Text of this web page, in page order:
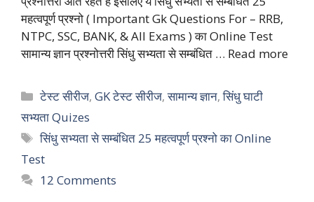
महत्वपूर्ण प्रश्नो ( Important Gk Questions For – RRB,
NTPC, SSC, BANK, & All Exams ) का Online Test
सामान्य ज्ञान प्रश्नोत्तरी सिंधु सभ्यता से सम्बंधित … Read more
Categories
टेस्ट सीरीज,GK टेस्ट सीरीज,सामान्य ज्ञान,सिंधु घाटी
सभ्यता Quizes
Tags
सिंधु सभ्यता से सम्बंधित 25 महत्वपूर्ण प्रश्नो का Online
Test
12 Comments